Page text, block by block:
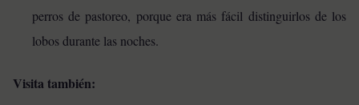
perros de pastoreo, porque era más fácil distinguirlos de los
lobos durante las noches.
Visita también: